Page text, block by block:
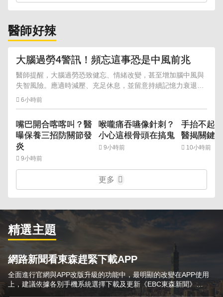
醫師好辣
大腦過勞4警訊！頻忘這事恐是中風前兆
醫師提醒，大腦過勞恐致健忘、情緒改變，甚至增加腦中風與
失智風險。應適時減壓、充足休息，並留意持續記憶力衰退等
警訊。
6小時前
嘴巴開合喀喀叫？醫
曝保養三招防關節發
炎
9小時前
喉嚨痛吞嚥像針刺？
小心這根骨頭在搞鬼
9小時前
手抬不起
醫揭關鍵
10小時前
更多
精選主題
網路新聞看東森趕緊下載APP
全面進行官網與APP改版升級的功能中，最明顯的改變在APP使用
上，建議依據各別手機系統選擇下載及更新《EBC東森新聞》
APP，方便隨時隨地掌握第一手想要的新聞訊息！